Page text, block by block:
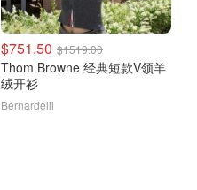
$751.50 $1519.00
Thom Browne 经典短款V领羊
绒开衫
Bernardelli